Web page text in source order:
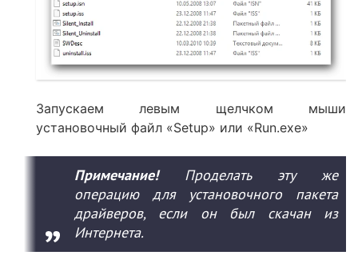
Запускаем левым щелчком мыши
установочный файл «Setup» или «Run.exe»
Примечание! Проделать эту же
операцию для установочного пакета
драйверов, если он был скачан из
Интернета.